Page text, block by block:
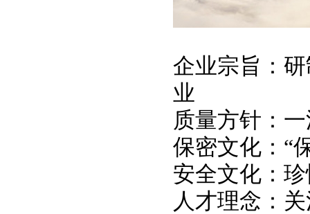
企业宗旨：
业
质量方针：
保密文化：“
安全文化：
人才理念：